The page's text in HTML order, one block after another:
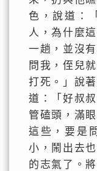
色，說道：
人，為什麼
一趟，並沒
問我，侄兒
打死。」說
道：「好叔
管磕頭，滿
這些，要是
小，鬧出去
的志氣了。